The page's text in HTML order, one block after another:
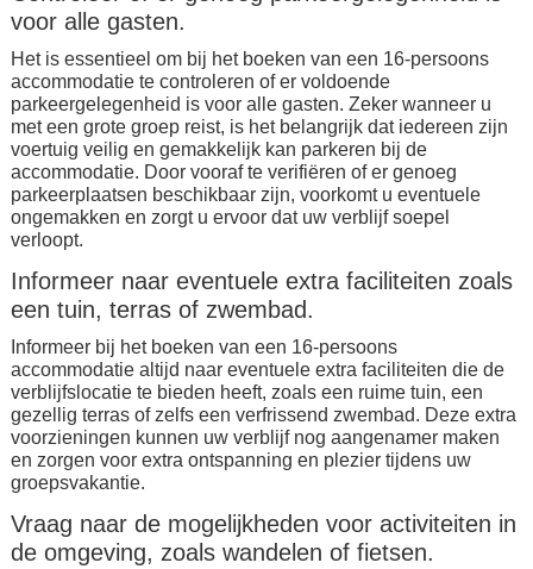
voor alle gasten.
Het is essentieel om bij het boeken van een 16-persoons
accommodatie te controleren of er voldoende
parkeergelegenheid is voor alle gasten. Zeker wanneer u
met een grote groep reist, is het belangrijk dat iedereen zijn
voertuig veilig en gemakkelijk kan parkeren bij de
accommodatie. Door vooraf te verifiëren of er genoeg
parkeerplaatsen beschikbaar zijn, voorkomt u eventuele
ongemakken en zorgt u ervoor dat uw verblijf soepel
verloopt.
Informeer naar eventuele extra faciliteiten zoals
een tuin, terras of zwembad.
Informeer bij het boeken van een 16-persoons
accommodatie altijd naar eventuele extra faciliteiten die de
verblijfslocatie te bieden heeft, zoals een ruime tuin, een
gezellig terras of zelfs een verfrissend zwembad. Deze extra
voorzieningen kunnen uw verblijf nog aangenamer maken
en zorgen voor extra ontspanning en plezier tijdens uw
groepsvakantie.
Vraag naar de mogelijkheden voor activiteiten in
de omgeving, zoals wandelen of fietsen.